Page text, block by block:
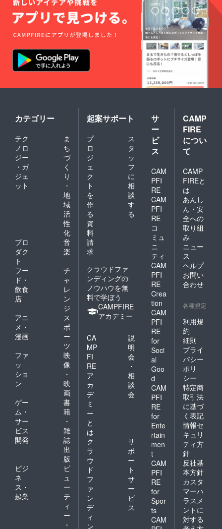
カテゴリー
テク
ノロ
ジー
・ガ
ジェ
ット
ま
ち
づ
く
り
・
地
域
活
性
化
プロ
ダク
ト
音
楽
フー
ド・
飲食
店
チ
ャ
レ
ン
ジ
アニ
メ・
漫画
ス
ポ
ー
ツ
ファ
ッ
ショ
ン
映
像
・
映
画
ゲー
ム・
サー
ビス
開発
書
籍
・
雑
誌
出
版
ビジ
ネ
ス・
起業
ビ
ュ
ー
テ
ィ
ー
・
起案サポート
プ
ロ
ジ
ェ
ク
ト
を
作
る
ス
タ
ッ
フ
に
相
談
す
る
資
料
請
求
クラウドファ
ンディングの
ノウハウを無
料で学ぼう
CAMPFIRE
アカデミー
CA
MP
FI
RE
ア
カ
デ
ミ
ー
と
は
説
明
会
・
相
談
会
ク
ラ
ウ
ド
フ
ァ
ン
デ
ィ
ン
サ
ポ
ー
ト
サ
ー
ビ
ス
サ
ー
ビ
ス
CAM
PFI
RE
CAM
PFI
RE
コ
ミュ
ニ
ティ
CAM
PFI
RE
Crea
tion
CAM
PFI
RE
for
Soci
al
Goo
d
CAM
PFI
RE
for
Ente
rtain
men
t
CAM
PFI
RE
for
Spor
ts
CAM
CAMP
FIRE
につい
て
CAMP
FIREと
は
あんし
ん・安
全への
取り組
み
ニュー
ス
ヘルプ
お問い
合わせ
各種規定
利用規
約
細則
プライ
バシー
ポリ
シー
特定商
取引法
に基づ
く表記
情報セ
キュリ
ティ方
針
反社基
本方針
カスタ
マーハ
ラスメ
ントに
対する